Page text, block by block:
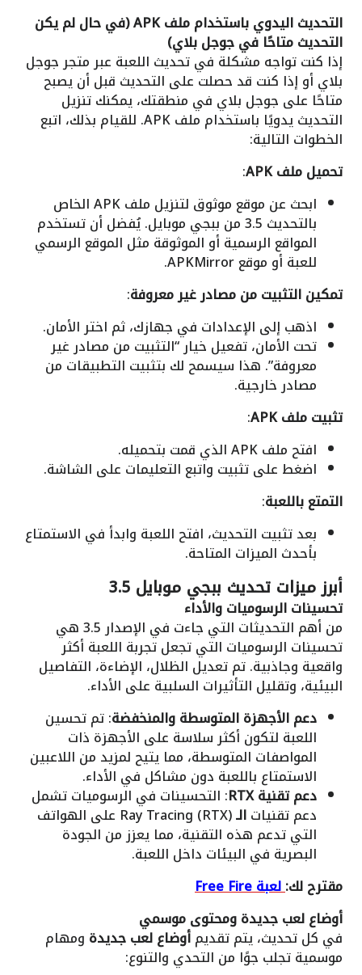
التحديث اليدوي باستخدام ملف APK (في حال لم يكن
التحديث متاحًا في جوجل بلاي)
إذا كنت تواجه مشكلة في تحديث اللعبة عبر متجر جوجل
بلاي أو إذا كنت قد حصلت على التحديث قبل أن يصبح
متاحًا على جوجل بلاي في منطقتك، يمكنك تنزيل
التحديث يدويًا باستخدام ملف APK. للقيام بذلك، اتبع
الخطوات التالية:
تحميل ملف APK
:
ابحث عن موقع موثوق لتنزيل ملف APK الخاص
بالتحديث 3.5 من ببجي موبايل. يُفضل أن تستخدم
المواقع الرسمية أو الموثوقة مثل الموقع الرسمي
للعبة أو موقع APKMirror.
تمكين التثبيت من مصادر غير معروفة:
اذهب إلى الإعدادات في جهازك، ثم اختر الأمان.
تحت الأمان، تفعيل خيار “التثبيت من مصادر غير
معروفة”. هذا سيسمح لك بتثبيت التطبيقات من
مصادر خارجية.
تثبيت ملف APK
:
افتح ملف APK الذي قمت بتحميله.
اضغط على تثبيت واتبع التعليمات على الشاشة.
التمتع باللعبة:
بعد تثبيت التحديث، افتح اللعبة وابدأ في الاستمتاع
بأحدث الميزات المتاحة.
أبرز ميزات تحديث ببجي موبايل 3.5
تحسينات الرسوميات والأداء
من أهم التحديثات التي جاءت في الإصدار 3.5 هي
تحسينات الرسوميات التي تجعل تجربة اللعبة أكثر
واقعية وجاذبية. تم تعديل الظلال، الإضاءة، التفاصيل
البيئية، وتقليل التأثيرات السلبية على الأداء.
دعم الأجهزة المتوسطة والمنخفضة: تم تحسين
اللعبة لتكون أكثر سلاسة على الأجهزة ذات
المواصفات المتوسطة، مما يتيح لمزيد من اللاعبين
الاستمتاع باللعبة دون مشاكل في الأداء.
دعم تقنية RTX : التحسينات في الرسوميات تشمل
دعم تقنياتالـ Ray Tracing (RTX) على الهواتف
التي تدعم هذه التقنية، مما يعزز من الجودة
البصرية في البيئات داخل اللعبة.
مقترح لك:لعبة Free Fire
أوضاع لعب جديدة ومحتوى موسمي
في كل تحديث، يتم تقديمأوضاع لعب جديدة ومهام
موسمية تجلب جوًا من التحدي والتنوع: